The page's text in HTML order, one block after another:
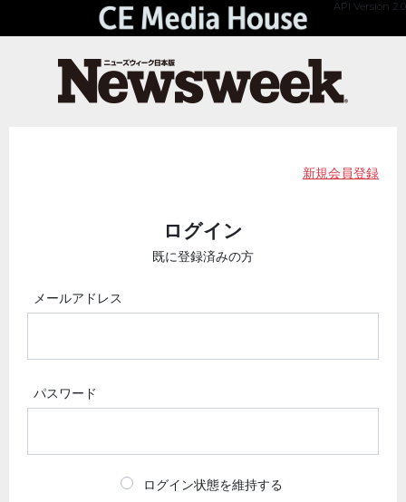
API Version 2.0
新規会員登録
ログイン
既に登録済みの方
メールアドレス
パスワード
ログイン状態を維持する